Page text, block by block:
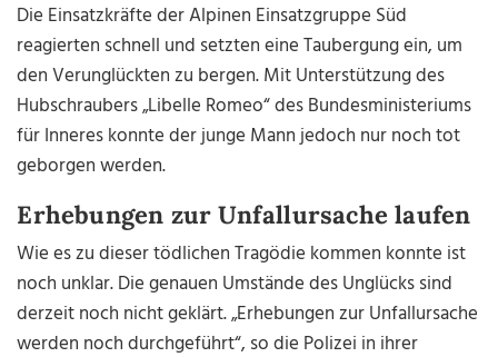
Die Einsatzkräfte der Alpinen Einsatzgruppe Süd
reagierten schnell und setzten eine Taubergung ein, um
den Verunglückten zu bergen. Mit Unterstützung des
Hubschraubers „Libelle Romeo“ des Bundesministeriums
für Inneres konnte der junge Mann jedoch nur noch tot
geborgen werden.
Erhebungen zur Unfallursache laufen
Wie es zu dieser tödlichen Tragödie kommen konnte ist
noch unklar. Die genauen Umstände des Unglücks sind
derzeit noch nicht geklärt. „Erhebungen zur Unfallursache
werden noch durchgeführt“, so die Polizei in ihrer